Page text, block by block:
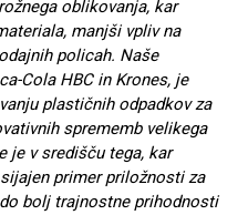
oblikovanja, kar
manjši vpliv na
policah. Naše
Cola HBC in Krones, je
plastičnih odpadkov za
sprememb velikega
je v središču tega, kar
primer priložnosti za
bolj trajnostne prihodnosti